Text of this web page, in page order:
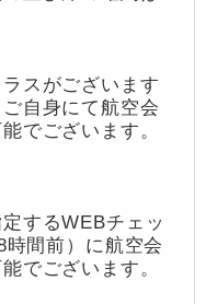
スがございます
自身にて航空会
でございます。
するWEBチェッ
間前）に航空会
でございます。